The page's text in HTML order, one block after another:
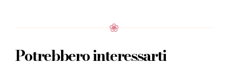
Potrebbero interessarti